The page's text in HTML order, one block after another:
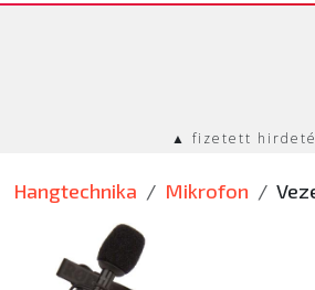
HANGTECHNIKA
EGYÉB
SZOLGÁLTATÁSOK
▲ fizetett
Hangtechnika Mikrofon